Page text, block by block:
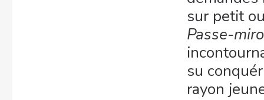
sur petit
Passe-
su
rayon